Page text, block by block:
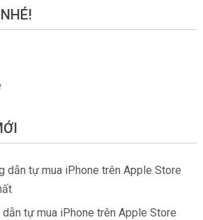
dẫn tự mua iPhone trên Apple Store
dẫn tự mua iPhone trên Apple Store